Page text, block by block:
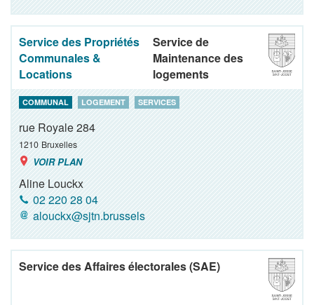
Service des Propriétés
Communales &
Locations
Service de
Maintenance des
logements
COMMUNAL LOGEMENT SERVICES
rue Royale 284
1210 Bruxelles
VOIR PLAN
Aline Louckx
02 220 28 04
alouckx@sjtn.brussels
Service des Affaires électorales (SAE)